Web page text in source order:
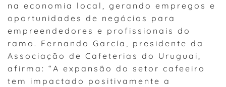
na economia local, gerando empregos e
oportunidades de negócios para
empreendedores e profissionais do
ramo. Fernando García, presidente da
Associação de Cafeterias do Uruguai,
afirma: “A expansão do setor cafeeiro
tem impactado positivamente a